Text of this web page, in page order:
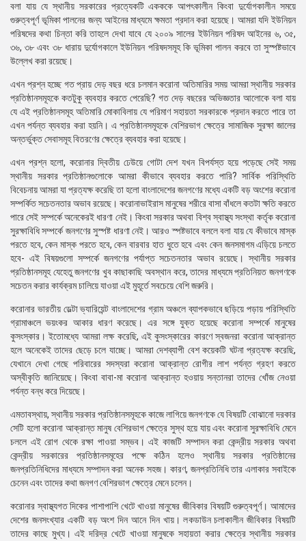
বলা যায় যে স্থানীয় সরকারের প্রত্যেকটি একককে আপৎকালীন কিংবা দুর্যোগকালীন সময়ে
গুরুত্বপূর্ণ ভূমিকা পালনের জন্য আইনের মাধ্যমে ক্ষমতা প্রদান করা হয়েছে। আমরা যদি ইউনিয়ন
পরিষদের কথা চিন্তা করি তাহলে দেখা যাবে যে ২০০৯ সালের ইউনিয়ন পরিষদ আইনের ৬, ৩৫,
৩৬, ৩৮ এবং ৩৮ ধারায় দুর্যোগকালে ইউনিয়ন পরিষদসমূহ কি ভূমিকা পালন করবে তা সুস্পষ্টভাবে
উল্লেখ করা রয়েছে।
এখন প্রশ্ন হচ্ছে গত প্রায় দেড় বছর ধরে চলমান করোনা অতিমারির সময় আমরা স্থানীয় সরকার
প্রতিষ্ঠানসমূহকে কতটুকু ব্যবহার করতে পেরেছি? গত দেড় বছরের অভিজ্ঞতার আলোকে বলা যায়
যে এই প্রতিষ্ঠানসমূহ অতিমারি মোকাবিলায় যে পরিমাণ সহায়তা সরকারকে প্রদান করতে পারে তা
এখন পর্যন্ত ব্যবহার করা হয়নি। এ প্রতিষ্ঠানসমূহকে বেশিরভাগ ক্ষেত্রে সামাজিক সুরক্ষা জালের
অন্তর্ভুক্ত সেবাসমূহ বিতরণের ক্ষেত্রে ব্যবহার করা হয়েছে।
এখন প্রশ্ন হলো, করোনার দ্বিতীয় ঢেউয়ে গোটা দেশ যখন বিপর্যস্ত হয়ে পড়েছে সেই সময়
স্থানীয় সরকার প্রতিষ্ঠানগুলোকে আমরা কীভাবে ব্যবহার করতে পারি? সার্বিক পরিস্থিতি
বিবেচনায় আমরা যা প্রত্যক্ষ করেছি তা হলো বাংলাদেশের জনগণের মধ্যে একটি বড় অংশের করোনা
সম্পর্কিত সচেতনতার অভাব রয়েছে। করোনাভাইরাস মানুষের শরীরে বাসা বাঁধলে কতটা ক্ষতি করতে
পারে সেই সম্পর্কে অনেকেরই ধারণা নেই। কিংবা সরকার অথবা বিশ্ব স্বাস্থ্য সংস্থা কর্তৃক করোনা
সুরক্ষাবিধি সম্পর্কে জনগণের সুস্পষ্ট ধারণা নেই। আরও স্পষ্টভাবে বললে বলা যায় যে কীভাবে মাস্ক
পরতে হবে, কেন মাস্ক পরতে হবে, কেন বারবার হাত ধুতে হবে এবং কেন জনসমাগম এড়িয়ে চলতে
হবে- এই বিষয়গুলো সম্পর্কে জনগণের পর্যাপ্ত সচেতনতার অভাব রয়েছে। স্থানীয় সরকার
প্রতিষ্ঠানসমূহ যেহেতু জনগণের খুব কাছাকাছি অবস্থান করে, তাদের মাধ্যমে প্রতিনিয়ত জনগণকে
সচেতন করার কার্যক্রম চালিয়ে যাওয়া এই মুহূর্তে সবচেয়ে বেশি জরুরি।
করোনার ভারতীয় ডেল্টা ভ্যারিয়েন্ট বাংলাদেশের গ্রাম অঞ্চলে ব্যাপকভাবে ছড়িয়ে পড়ায় পরিস্থিতি
গ্রামাঞ্চলে ভয়ংকর আকার ধারণ করেছে। এর সঙ্গে যুক্ত হয়েছে করোনা সম্পর্কে মানুষের
কুসংস্কার। ইতোমধ্যে আমরা লক্ষ করেছি, এই কুসংস্কারের কারণে স্বজনরা করোনা আক্রান্ত
হলে অনেকেই তাদের ছেড়ে চলে যাচ্ছে। আমরা দেশব্যাপী বেশ কয়েকটি ঘটনা প্রত্যক্ষ করেছি,
যেখানে দেখা গেছে পরিবারের সদস্যরা করোনা আক্রান্ত রোগীর লাশ পর্যন্ত গ্রহণ করতে
অস্বীকৃতি জানিয়েছে। কিংবা বাবা-মা করোনা আক্রান্ত হওয়ায় সন্তানরা তাদের খোঁজ নেওয়া
পর্যন্ত বন্ধ করে দিয়েছে।
এমতাবস্থায়, স্থানীয় সরকার প্রতিষ্ঠানসমূহকে কাজে লাগিয়ে জনগণকে যে বিষয়টি বোঝানো দরকার
সেটি হলো করোনা আক্রান্ত মানুষ বেশিরভাগ ক্ষেত্রে সুস্থ হয়ে যায় এবং করোনা সুরক্ষাবিধি মেনে
চললে এই রোগ থেকে রক্ষা পাওয়া সম্ভব। এই কাজটি সম্পাদন করা কেন্দ্রীয় সরকার অথবা
কেন্দ্রীয় সরকারের প্রতিষ্ঠানসমূহের পক্ষে কঠিন হলেও স্থানীয় সরকার প্রতিষ্ঠানের
জনপ্রতিনিধিদের মাধ্যমে সম্পাদন করা অনেক সহজ। কারণ, জনপ্রতিনিধি তার এলাকার সবাইকে
চেনেন এবং তাদের কথা জনগণ বেশিরভাগ ক্ষেত্রে মেনে চলেন।
করোনার স্বাস্থ্যগত দিকের পাশাপাশি খেটে খাওয়া মানুষের জীবিকার বিষয়টি গুরুত্বপূর্ণ। আমাদের
দেশের জনসংখ্যার একটি বড় অংশ দিন আনে দিন খায়। লকডাউন চলাকালীন জীবিকার বিষয়টি
তাদের কাছে মুখ্য। এই দরিদ্র খেটে খাওয়া মানুষকে সহায়তা করার ক্ষেত্রে স্থানীয় সরকার